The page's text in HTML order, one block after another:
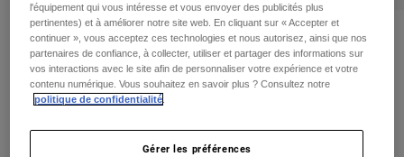
Gear Bags
Socks
Replacement Parts
Base Layers
Bottles & Hydration Packs
Socks
Replacement Parts
Sweatshirts
Jackets
Pants
Shorts
Kids Girls 180 Blackout Jersey
non.31443
l'équipement qui vous intéresse et vous envoyer des publicités plus
pertinentes) et à améliorer notre site web. En cliquant sur « Accepter et
continuer », vous acceptez ces technologies et nous autorisez, ainsi que nos
partenaires de confiance, à collecter, utiliser et partager des informations sur
vos interactions avec le site afin de personnaliser votre expérience et votre
contenu numérique. Vous souhaitez en savoir plus ? Consultez notre
politique de confidentialité
Gérer les préférences